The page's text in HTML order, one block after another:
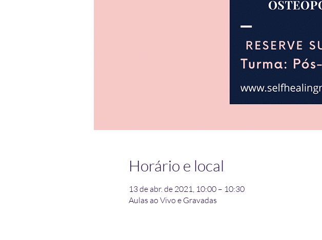
Horário e local
13 de abr. de 2021, 10:00 – 10:30
Aulas ao Vivo e Gravadas